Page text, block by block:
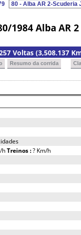
1984 Alba AR
Voltas (3,508.137
Resumo da corrida
hTreinos :? Km/h